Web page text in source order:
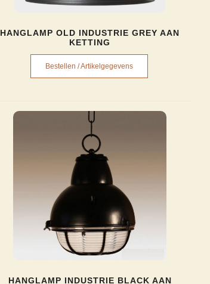
HANGLAMP OLD INDUSTRIE GREY AAN
KETTING
Bestellen / Artikelgegevens
HANGLAMP INDUSTRIE BLACK AAN